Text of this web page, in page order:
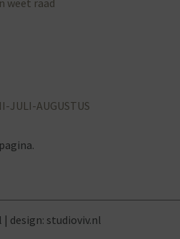
weet raad
JULI-AUGUSTUS
pagina.
| design: studioviv.nl